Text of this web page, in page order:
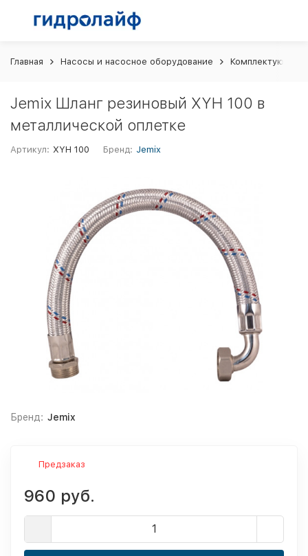
Главная Насосы и насосное оборудование Комплектующие
Jemix Шланг резиновый XYH 100 в
металлической оплетке
Артикул: XYH 100 Бренд: Jemix
Бренд: Jemix
Предзаказ
960 руб.